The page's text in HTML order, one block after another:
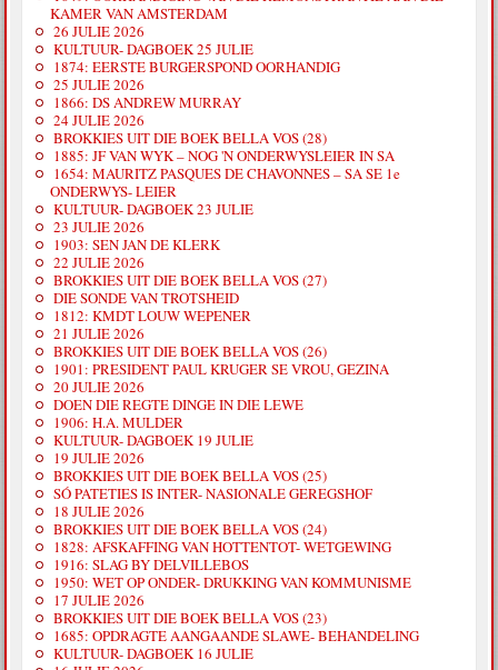
KAMER VAN AMSTERDAM
26 JULIE 2026
KULTUUR- DAGBOEK 25 JULIE
1874: EERSTE BURGERSPOND OORHANDIG
25 JULIE 2026
1866: DS ANDREW MURRAY
24 JULIE 2026
BROKKIES UIT DIE BOEK BELLA VOS (28)
1885: JF VAN WYK – NOG 'N ONDERWYSLEIER IN SA
1654: MAURITZ PASQUES DE CHAVONNES – SA SE 1e
ONDERWYS- LEIER
KULTUUR- DAGBOEK 23 JULIE
23 JULIE 2026
1903: SEN JAN DE KLERK
22 JULIE 2026
BROKKIES UIT DIE BOEK BELLA VOS (27)
DIE SONDE VAN TROTSHEID
1812: KMDT LOUW WEPENER
21 JULIE 2026
BROKKIES UIT DIE BOEK BELLA VOS (26)
1901: PRESIDENT PAUL KRUGER SE VROU, GEZINA
20 JULIE 2026
DOEN DIE REGTE DINGE IN DIE LEWE
1906: H.A. MULDER
KULTUUR- DAGBOEK 19 JULIE
19 JULIE 2026
BROKKIES UIT DIE BOEK BELLA VOS (25)
SÓ PATETIES IS INTER- NASIONALE GEREGSHOF
18 JULIE 2026
BROKKIES UIT DIE BOEK BELLA VOS (24)
1828: AFSKAFFING VAN HOTTENTOT- WETGEWING
1916: SLAG BY DELVILLEBOS
1950: WET OP ONDER- DRUKKING VAN KOMMUNISME
17 JULIE 2026
BROKKIES UIT DIE BOEK BELLA VOS (23)
1685: OPDRAGTE AANGAANDE SLAWE- BEHANDELING
KULTUUR- DAGBOEK 16 JULIE